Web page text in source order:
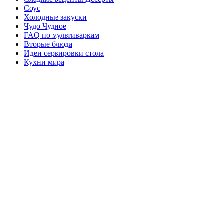
Соус
Холодные закуски
Чудо Чудное
FAQ по мультиваркам
Вторые блюда
Идеи сервировки стола
Кухни мира